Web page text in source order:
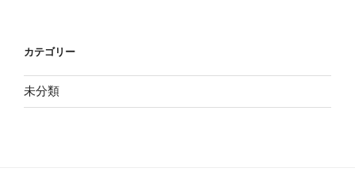
カテゴリー
未分類